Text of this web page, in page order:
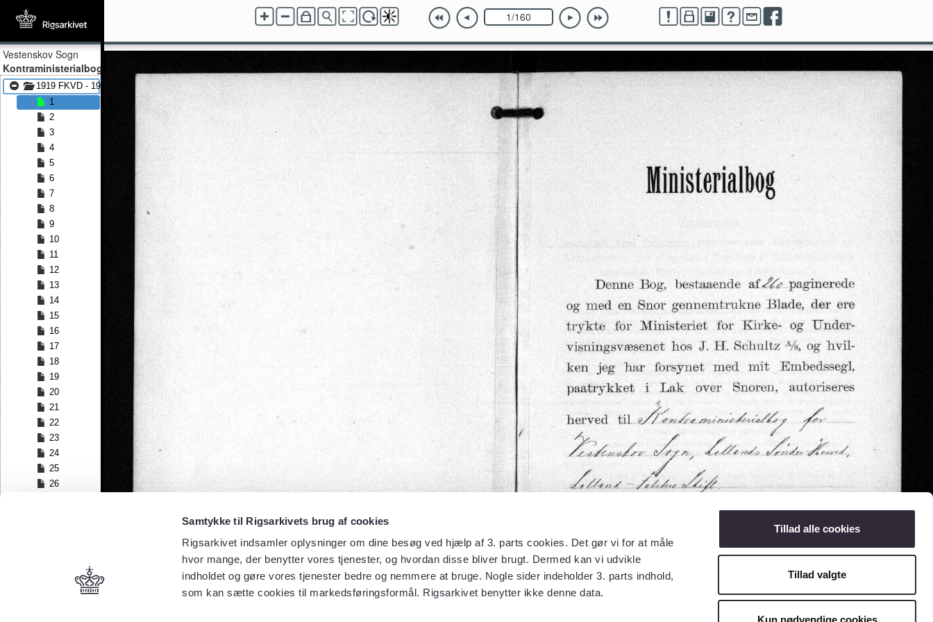
Samtykke til Rigsarkivets brug af cookies
Rigsarkivet indsamler oplysninger om dine besøg ved hjælp af 3. parts cookies. Det gør vi for at måle
hvor mange, der benytter vores tjenester, og hvordan disse bliver brugt. Dermed kan vi udvikle
indholdet og gøre vores tjenester bedre og nemmere at bruge. Nogle sider indeholder 3. parts indhold,
som kan sætte cookies til markedsføringsformål. Rigsarkivet benytter ikke denne data.
Tillad alle cookies
Tillad valgte
Kun nødvendige cookies
Vestenskov Sogn
Kontraministerialbog
1919 FKVD - 1928 FKVD
1
2
3
4
5
6
7
8
9
10
11
12
13
14
15
16
17
18
19
20
21
22
23
24
25
26